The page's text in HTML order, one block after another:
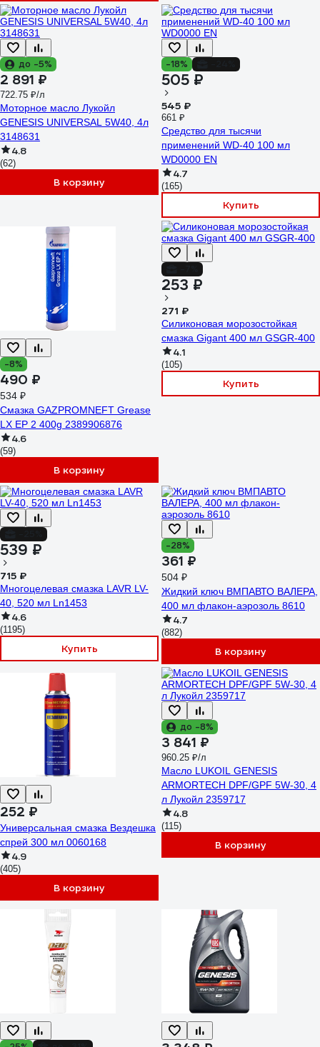
до -5%
2 891 ₽
722.75 ₽/л
Моторное масло Лукойл
GENESIS UNIVERSAL 5W40, 4л
3148631
4.8
(62)
В корзину
-18%
505 ₽
545 ₽
661 ₽
Средство для тысячи
применений WD-40 100 мл
WD0000 EN
4.7
(165)
Купить
-8%
490 ₽
534 ₽
Смазка GAZPROMNEFT Grease
LX EP 2 400g 2389906876
4.6
(59)
В корзину
253 ₽
271 ₽
Силиконовая морозостойкая
смазка Gigant 400 мл GSGR-400
4.1
(105)
Купить
539 ₽
715 ₽
Многоцелевая смазка LAVR LV-
40, 520 мл Ln1453
4.6
(1195)
Купить
-28%
361 ₽
504 ₽
Жидкий ключ ВМПАВТО ВАЛЕРА,
400 мл флакон-аэрозоль 8610
4.7
(882)
В корзину
252 ₽
Универсальная смазка Вездешка
спрей 300 мл 0060168
4.9
(405)
В корзину
до -8%
3 841 ₽
960.25 ₽/л
Масло LUKOIL GENESIS
ARMORTECH DPF/GPF 5W-30, 4
л Лукойл 2359717
4.8
(115)
В корзину